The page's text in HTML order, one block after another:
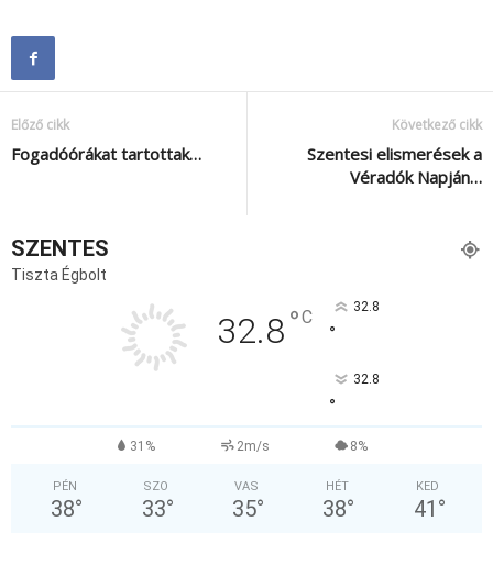
Előző cikk
Fogadóórákat tartottak…
Következő cikk
Szentesi elismerések a
Véradók Napján…
SZENTES
Tiszta Égbolt
32.8°C 32.8
°
32.8
°
31% 2m/s 8%
PÉN
38°
SZO
33°
VAS
35°
HÉT
38°
KED
41 °